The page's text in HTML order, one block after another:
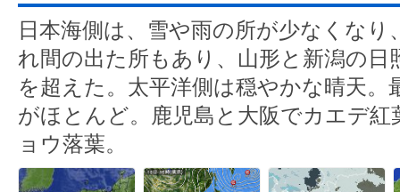
日本海側は、雪や雨の所が少なくな
れ間の出た所もあり、山形と新潟の日
を超えた。太平洋側は穏やかな晴天。
がほとんど。鹿児島と大阪でカエデ
ョウ落葉。